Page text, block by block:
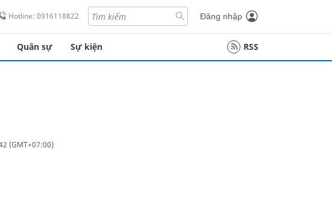
Hotline: 0916118822 Đăng nhập
Quân sự Sự kiện RSS
(GMT+07:00)